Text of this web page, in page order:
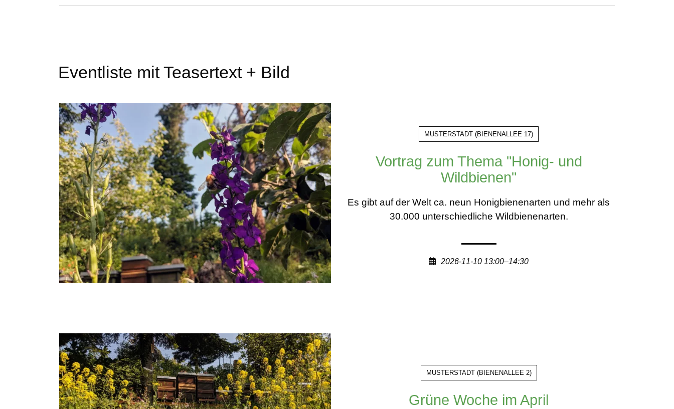
Eventliste mit Teasertext + Bild
MUSTERSTADT (BIENENALLEE 17)
Vortrag zum Thema "Honig- und
Wildbienen"
Es gibt auf der Welt ca. neun Honigbienenarten und mehr als
30.000 unterschiedliche Wildbienenarten.
2026-11-10 13:00–14:30
MUSTERSTADT(BIENENALLEE 2)
Grüne Woche im April